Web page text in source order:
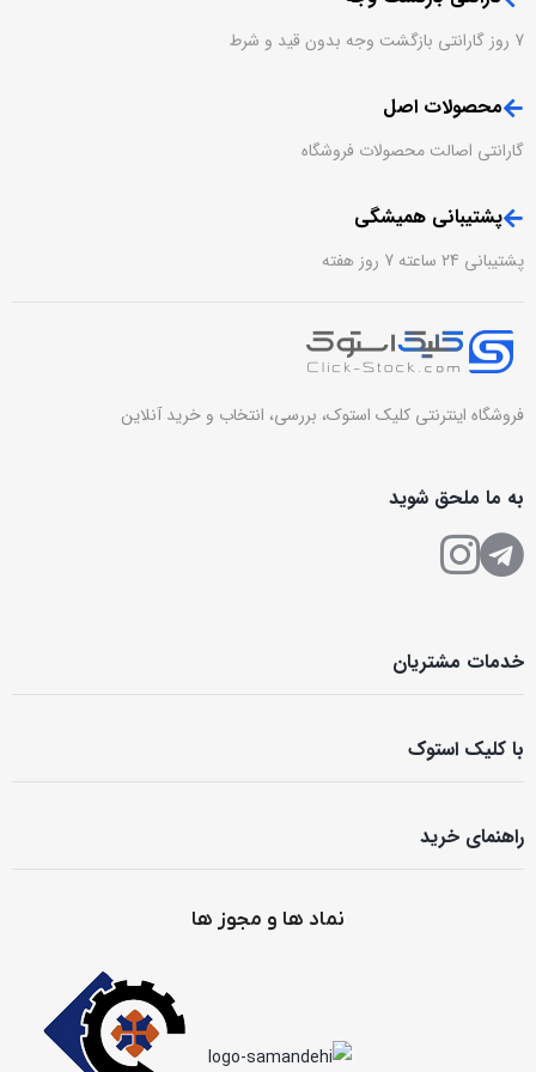
7 روز گارانتی بازگشت وجه بدون قید و شرط
محصولات اصل
گارانتی اصالت محصولات فروشگاه
پشتیبانی همیشگی
پشتیبانی 24 ساعته 7 روز هفته
فروشگاه اینترنتی کلیک استوک، بررسی، انتخاب و خرید آنلاین
به ما ملحق شوید
خدمات مشتریان
با کلیک استوک
راهنمای خرید
نماد ها و مجوز ها